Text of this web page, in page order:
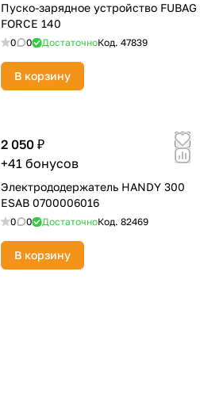
Пуско-зарядное устройство FUBAG
FORCE 140
0 0 ДостаточноКод. 47839
В корзину
2 050 ₽
+41 бонусов
Электрододержатель HANDY 300
ESAB 0700006016
0 0 ДостаточноКод. 82469
В корзину